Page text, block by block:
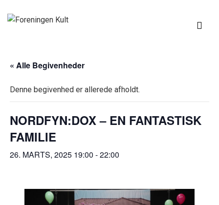
Hop
NAVIGATION
« Alle Begivenheder
Denne begivenhed er allerede afholdt.
NORDFYN:DOX – EN FANTASTISK
FAMILIE
26. MARTS, 2025 19:00 -22:00